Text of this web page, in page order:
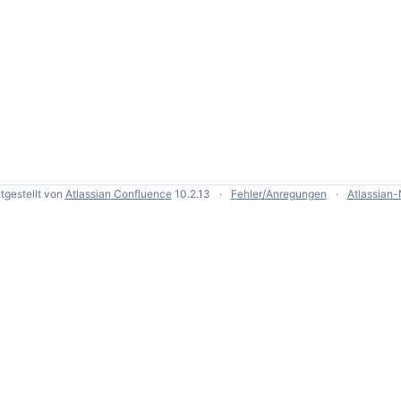
von Atlassian Confluence 10.2.13 Fehler/Anregungen Atlassian-